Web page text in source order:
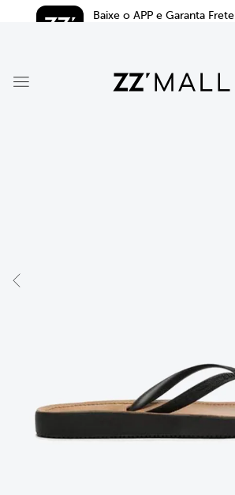
Baixe o APP e Garanta Frete